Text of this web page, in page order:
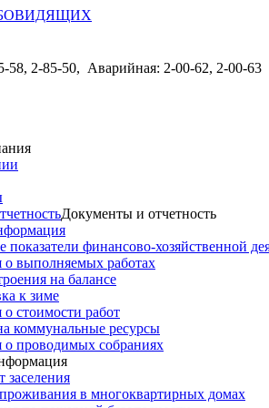
58, 2-85-50, Аварийная: 2-00-62, 2-00-63
Документы и отчетность
финансово-хозяйственной
о выполняемых работах
на балансе
к зиме
стоимости работ
коммунальные ресурсы
о проводимых собраниях
заселения
в многоквартирных домах